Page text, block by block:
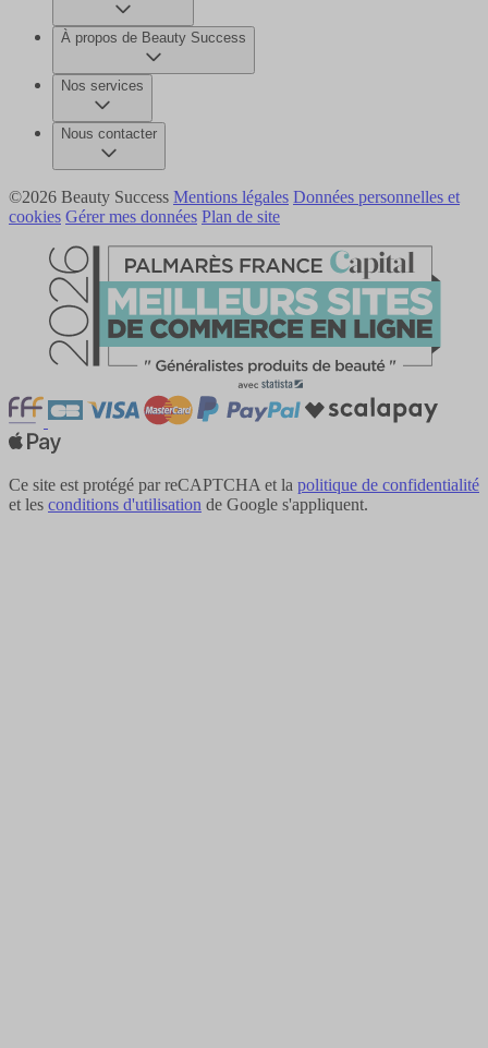
À propos de Beauty Success
Nos services
Nous contacter
©2026 Beauty Success Mentions légales Données personnelles et
cookies Gérer mes données Plan de site
Ce site est protégé par reCAPTCHA et la politique de confidentialité
et les conditions d'utilisation de Google s'appliquent.